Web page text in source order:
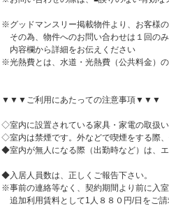
※グッドマンスリー掲載物件より、お客様
その為、物件へのお問い合わせは１回の
内容欄から詳細をお伝えください
※光熱費とは、水道・光熱費（公共料金）
▼▼▼ご利用にあたっての注意事項▼▼▼
◇室内に設置されている家具・家電の取扱い
◇室内は禁煙です。外などで喫煙をする際、
◆室内が無人になる際（出勤時など）は、
◆入居人員数は、正しくご報告下さい。
※事前の連絡等なく、契約期間より前に入
追加利用賃料として1人８８０円/日をご請